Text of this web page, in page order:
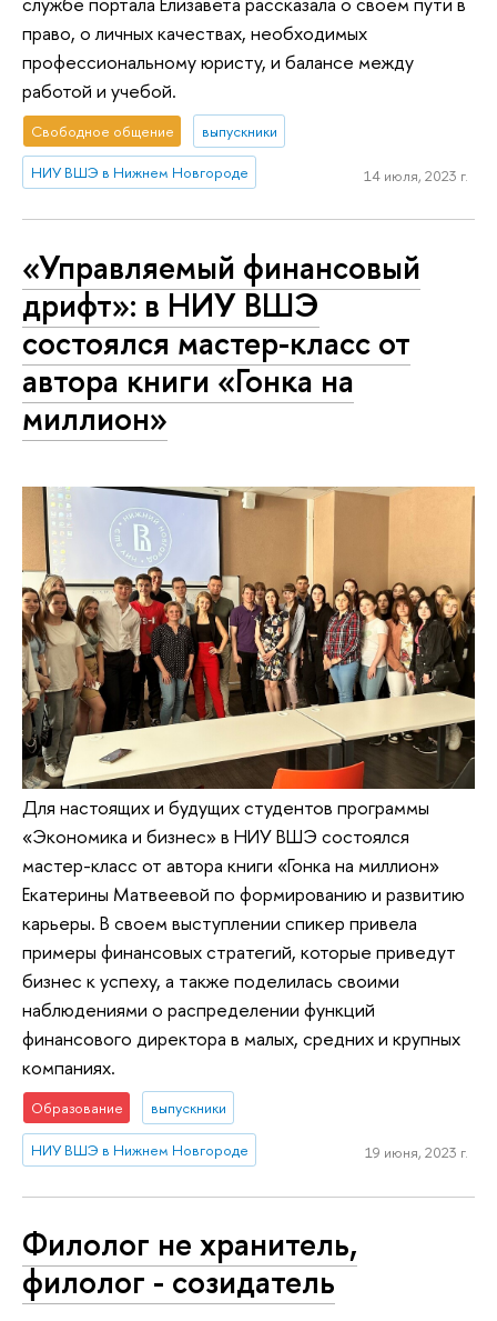
право, о личных качествах, необходимых
профессиональному юристу, и балансе между
работой и учебой.
Свободное общение выпускники
НИУ ВШЭ в Нижнем Новгороде 14 июля, 2023 г.
«Управляемый финансовый
дрифт»: в НИУ ВШЭ
состоялся мастер-класс от
автора книги «Гонка на
миллион»
Для настоящих и будущих студентов программы
«Экономика и бизнес» в НИУ ВШЭ состоялся
мастер-класс от автора книги «Гонка на миллион»
Екатерины Матвеевой по формированию и развитию
карьеры. В своем выступлении спикер привела
примеры финансовых стратегий, которые приведут
бизнес к успеху, а также поделилась своими
наблюдениями о распределении функций
финансового директора в малых, средних и крупных
компаниях.
Образование выпускники
НИУ ВШЭ в Нижнем Новгороде 19 июня, 2023 г.
Филолог не хранитель,
филолог - созидатель